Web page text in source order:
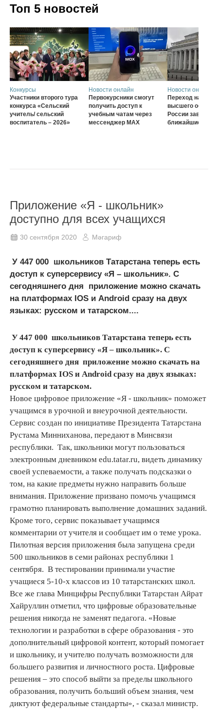
Топ 5 новостей
Конкурсы
Участники второго тура
конкурса «Сельский
учитель/ сельский
воспитатель – 2026»
Новости онлайн
Первокурсники смогут
получить доступ к
учебным чатам через
мессенджер MAX
Новости онлайн
Переход на
высшего
России
ближайшие три
Приложение «Я - школьник»
доступно для всех учащихся
30 сентября 2020 Мәгариф
У 447 000 школьников Татарстана теперь есть
доступ к суперсервису «Я – школьник». С
сегодняшнего дня приложение можно скачать
на платформах IOS и Android сразу на двух
языках: русском и татарском....
У 447 000 школьников Татарстана теперь есть
доступ к суперсервису «Я – школьник». С
сегодняшнего дня приложение можно скачать на
платформах IOS и Android сразу на двух языках:
русском и татарском.
Новое цифровое приложение «Я - школьник» поможет
учащимся в урочной и внеурочной деятельности.
Сервис создан по инициативе Президента Татарстана
Рустама Минниханова, передают в Минсвязи
республики. Так, школьники могут пользоваться
электронным дневником edu.tatar.ru, видеть динамику
своей успеваемости, а также получать подсказки о
том, на какие предметы нужно направить больше
внимания. Приложение призвано помочь учащимся
грамотно планировать выполнение домашних заданий.
Кроме того, сервис показывает учащимся
комментарии от учителя и сообщает им о теме урока.
Пилотная версия приложения была запущена среди
500 школьников в семи районах республики 1
сентября. В тестировании принимали участие
учащиеся 5-10-х классов из 10 татарстанских школ.
Все же глава Минцифры Республики Татарстан Айрат
Хайруллин отметил, что цифровые образовательные
решения никогда не заменят педагога. «Новые
технологии и разработки в сфере образования - это
дополнительный цифровой контент, который помогает
и школьнику, и учителю получать возможности для
большего развития и личностного роста. Цифровые
решения – это способ выйти за пределы школьного
образования, получить больший объем знания, чем
диктуют федеральные стандарты», - сказал министр.